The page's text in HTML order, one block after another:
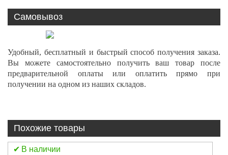
Самовывоз
Удобный, бесплатный и быстрый способ получения заказа.
Вы можете самостоятельно получить ваш товар после
предварительной оплаты или оплатить прямо при
получении на одном из наших складов.
Похожие товары
В наличии